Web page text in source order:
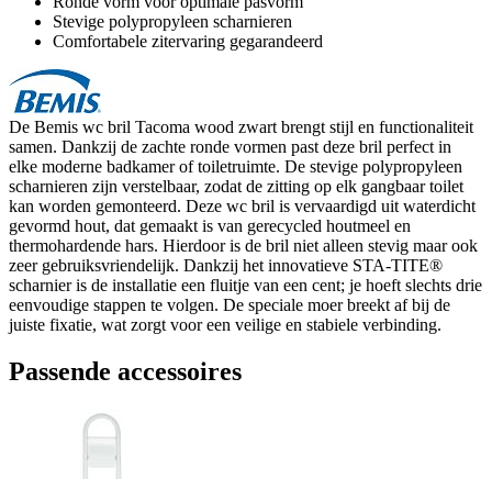
Stevige polypropyleen scharnieren
Comfortabele zitervaring gegarandeerd
De Bemis wc bril Tacoma wood zwart brengt stijl en functionaliteit
samen. Dankzij de zachte ronde vormen past deze bril perfect in
elke moderne badkamer of toiletruimte. De stevige polypropyleen
scharnieren zijn verstelbaar, zodat de zitting op elk gangbaar toilet
kan worden gemonteerd. Deze wc bril is vervaardigd uit waterdicht
gevormd hout, dat gemaakt is van gerecycled houtmeel en
thermohardende hars. Hierdoor is de bril niet alleen stevig maar ook
zeer gebruiksvriendelijk. Dankzij het innovatieve STA-TITE®
scharnier is de installatie een fluitje van een cent; je hoeft slechts drie
eenvoudige stappen te volgen. De speciale moer breekt af bij de
juiste fixatie, wat zorgt voor een veilige en stabiele verbinding.
Passende accessoires